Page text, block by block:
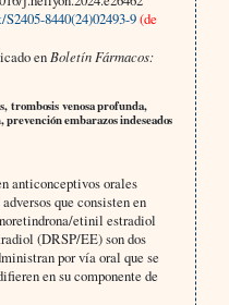
8440(24)02493-9(de
en Boletín Fármacos:
trombosis venosa profunda,
embarazos indeseados
anticonceptivos orales
que consisten en
etinil estradiol
(DRSP/EE) son dos
por vía oral que se
en su componente de